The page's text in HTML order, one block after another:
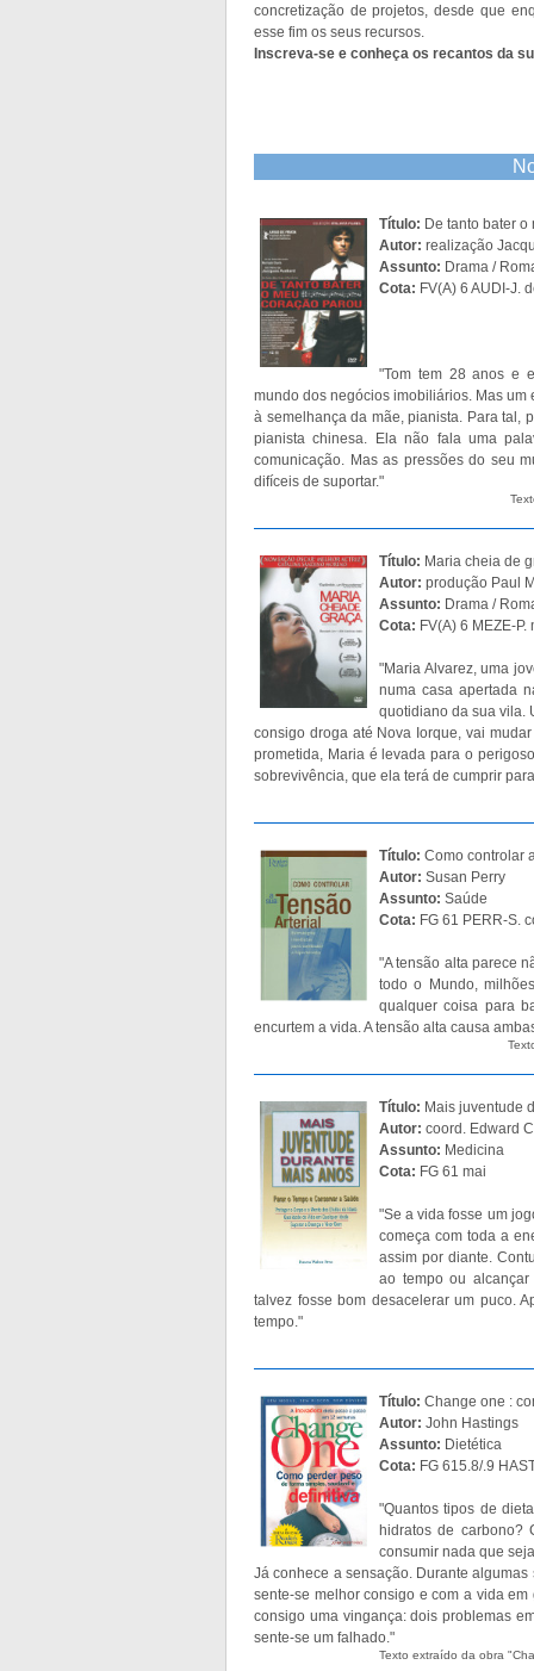
concretização de projetos, desde que
esse fim os seus recursos.
Inscreva-se e conheça os recantos da
Título: De tanto bater
Autor: realização
Assunto: Drama /
Cota: FV(A) 6 AUDI-J.
"Tom tem 28 anos e
mundo dos negócios imobiliários. Mas
à semelhança da mãe, pianista. Para tal,
pianista chinesa. Ela não fala uma
comunicação. Mas as pressões do seu
difíceis de suportar."
Título: Maria cheia de
Autor: produção Paul
Assunto: Drama /
Cota: FV(A) 6 MEZE-P.
"Maria Alvarez, uma
numa casa apertada
quotidiano da sua vila.
consigo droga até Nova Iorque, vai
prometida, Maria é levada para o
sobrevivência, que ela terá de cumprir
Título: Como controlar
Autor: Susan Perry
Assunto: Saúde
Cota: FG 61 PERR-S.
"A tensão alta parece
todo o Mundo,
qualquer coisa para
encurtem a vida. A tensão alta causa
Título: Mais juventude
Autor: coord. Edward
Assunto: Medicina
Cota: FG 61 mai
"Se a vida fosse um
começa com toda a
assim por diante.
ao tempo ou
talvez fosse bom desacelerar um puco.
tempo."
Título: Change one :
Autor: John Hastings
Assunto: Dietética
Cota: FG 615.8/.9
"Quantos tipos de
hidratos de carbono?
consumir nada que
Já conhece a sensação. Durante
sente-se melhor consigo e com a vida
consigo uma vingança: dois problemas
sente-se um falhado."
Texto extraído da obra